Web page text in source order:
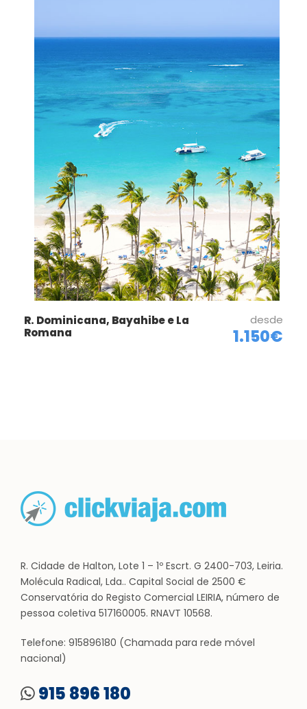
R. Dominicana, Bayahibe e La
Romana
desde
1.150€
R. Cidade de Halton, Lote 1 – 1º Escrt. G 2400-703, Leiria.
Molécula Radical, Lda.. Capital Social de 2500 €
Conservatória do Registo Comercial LEIRIA, número de
pessoa coletiva 517160005. RNAVT 10568.
Telefone: 915896180 (Chamada para rede móvel
nacional)
915 896 180